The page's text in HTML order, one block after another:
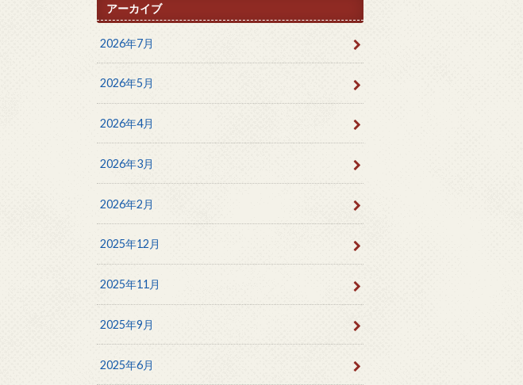
アーカイブ
2026年7月
2026年5月
2026年4月
2026年3月
2026年2月
2025年12月
2025年11月
2025年9月
2025年6月